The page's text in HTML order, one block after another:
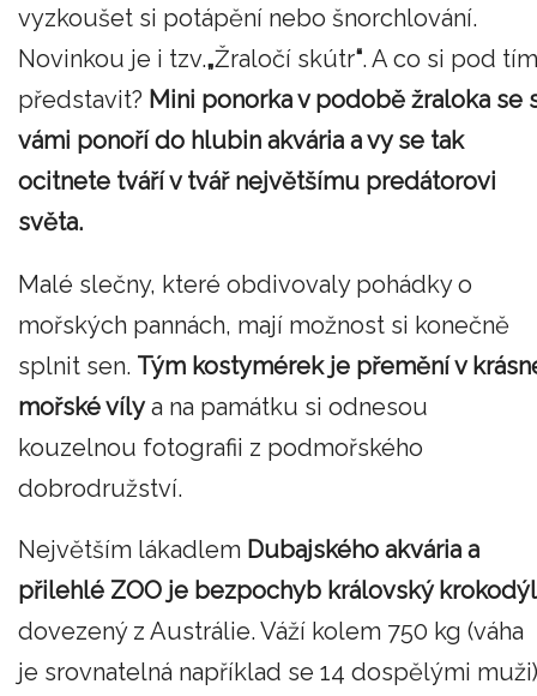
vyzkoušet si potápění nebo šnorchlování.
Novinkou je i tzv.„Žraločí skútr“. A co si pod tím
představit? Mini ponorka v podobě žraloka se
vámi ponoří do hlubin akvária a vy se tak
ocitnete tváří v tvář největšímu predátorovi
světa.
Malé slečny, které obdivovaly pohádky o
mořských pannách, mají možnost si konečně
splnit sen. Tým kostymérek je přemění v
mořské vílya na památku si odnesou
kouzelnou fotografii z podmořského
dobrodružství.
Největším lákadlem Dubajského akvária a
přilehlé ZOO je bezpochyb královský
dovezený z Austrálie. Váží kolem 750 kg (váha
je srovnatelná například se 14 dospělými muži)